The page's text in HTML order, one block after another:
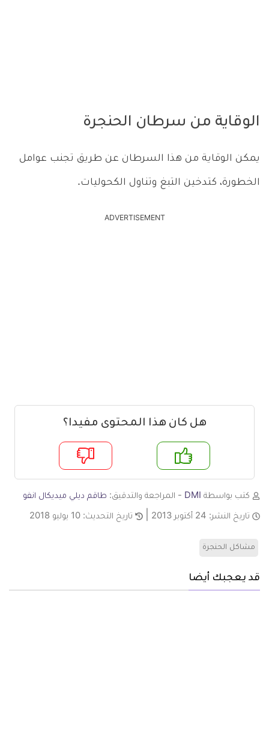
الوقاية من سرطان الحنجرة
يمكن الوقاية من هذا السرطان عن طريق تجنب عوامل
الخطورة، كتدخين التبغ وتناول الكحوليات.
ADVERTISEMENT
هل كان هذا المحتوى مفيدا؟
لا
كتب بواسطة DMI - المراجعة والتدقيق: طاقم ديلي ميديكال انفو
تاريخ النشر: 24 أكتوبر 2013 تاريخ التحديث: 10 يوليو 2018
مشاكل الحنجرة
قد يعجبك أيضا